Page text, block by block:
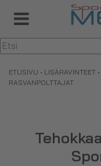
ETUSIVU • LISÄRAVINTEET •
RASVANPOLTTAJAT